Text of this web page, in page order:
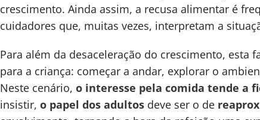
crescimento. Ainda assim, a recusa alimentar é
cuidadores que, muitas vezes, interpretam a
Para além da desaceleração do crescimento,
para a criança: começar a andar, explorar o
Neste cenário, o interesse pela comida tende a
insistir, o papel dos adultos deve ser o de